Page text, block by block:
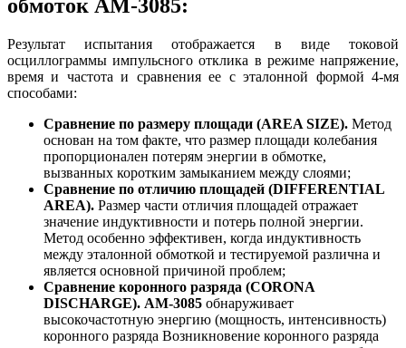
обмоток АМ-3085:
Результат испытания отображается в виде токовой
осциллограммы импульсного отклика в режиме напряжение,
время и частота и сравнения ее с эталонной формой 4-мя
способами:
Сравнение по размеру площади (AREA SIZE). Метод
основан на том факте, что размер площади колебания
пропорционален потерям энергии в обмотке,
вызванных коротким замыканием между слоями;
Сравнение по отличию площадей (DIFFERENTIAL
AREA). Размер части отличия площадей отражает
значение индуктивности и потерь полной энергии.
Метод особенно эффективен, когда индуктивность
между эталонной обмоткой и тестируемой различна и
является основной причиной проблем;
Сравнение коронного разряда (CORONA
DISCHARGE). АМ-3085 обнаруживает
высокочастотную энергию (мощность, интенсивность)
коронного разряда Возникновение коронного разряда